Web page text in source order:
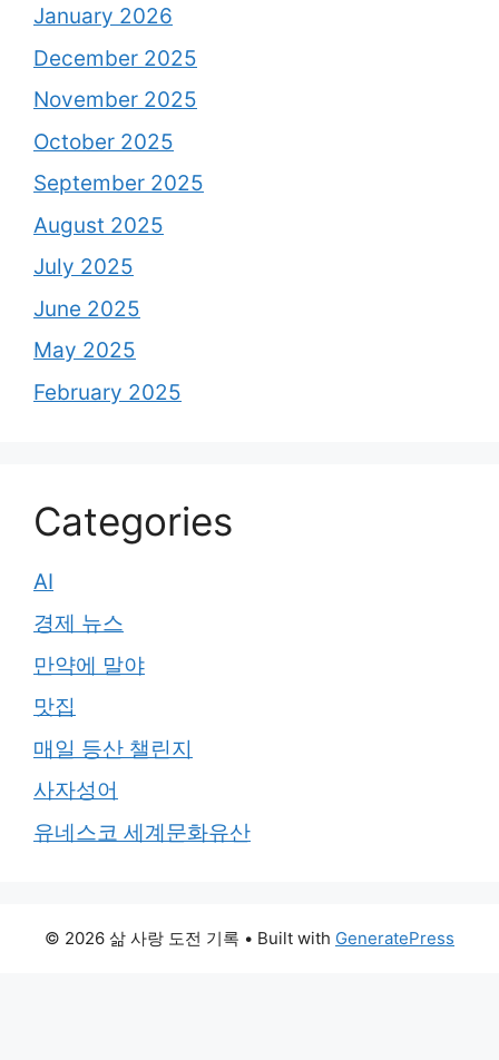
January 2026
December 2025
November 2025
October 2025
September 2025
August 2025
July 2025
June 2025
May 2025
February 2025
Categories
AI
경제 뉴스
만약에 말야
맛집
매일 등산 챌린지
사자성어
유네스코 세계문화유산
© 2026 삶 사랑 도전 기록 • Built with GeneratePress